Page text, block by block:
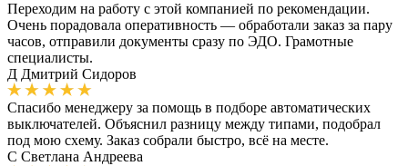
Переходим на работу с этой компанией по рекомендации.
Очень порадовала оперативность — обработали заказ за пару
часов, отправили документы сразу по ЭДО. Грамотные
специалисты.
Д Дмитрий Сидоров
Спасибо менеджеру за помощь в подборе автоматических
выключателей. Объяснил разницу между типами, подобрал
под мою схему. Заказ собрали быстро, всё на месте.
С Светлана Андреева